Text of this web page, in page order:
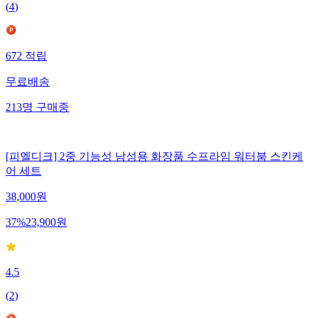
(4)
672 적립
무료배송
213명 구매중
[피엘디크] 2중 기능성 남성용 화장품 수프라임 워터붐 스킨케
어 세트
38,000원
37%23,900원
4.5
(2)